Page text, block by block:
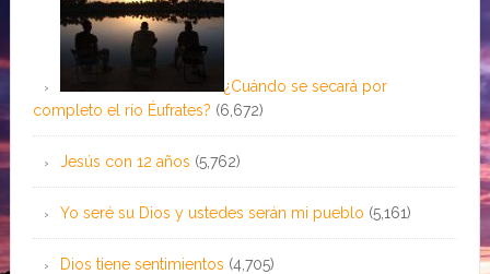
¿Cuándo se secará por
completo el río Éufrates? (6,672)
Jesús con 12 años (5,762)
Yo seré su Dios y ustedes serán mi pueblo (5,161)
Dios tiene sentimientos (4,705)